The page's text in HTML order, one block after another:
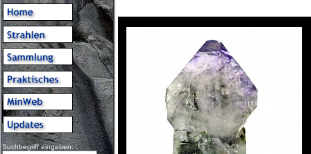
Suchbegriff eingeben: